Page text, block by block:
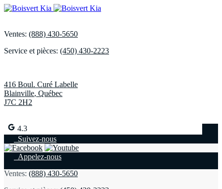
Ventes: (888) 430-5650
Service et pièces: (450) 430-2223
416 Boul. Curé Labelle
Blainville, Québec
J7C 2H2
4.3
Suivez-nous
Appelez-nous
Ventes: (888) 430-5650